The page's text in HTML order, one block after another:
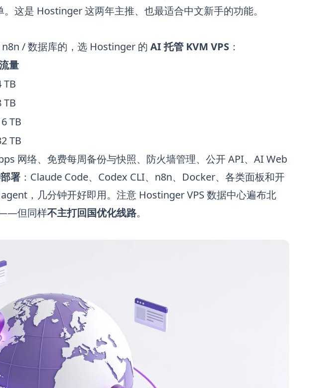
这是 Hostinger 这两年主推、也最适合中文新手的功能。
/ 数据库的，选 Hostinger 的 AI 托管 KVM VPS ：
量
TB
TB
TB
TB
网络、免费每周备份与快照、防火墙管理、公开 API、AI Web
署 ：Claude Code、Codex CLI、n8n、Docker、各类面板和开
，几分钟开好即用。注意 Hostinger VPS 数据中心遍布北
——但同样不主打回国优化线路。